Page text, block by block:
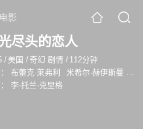
电影
尽头的恋人
/ 美国 / 奇幻 剧情 / 112分钟
布蕾克·莱弗利 米希尔·赫伊斯曼
哈
李·托兰·克里格